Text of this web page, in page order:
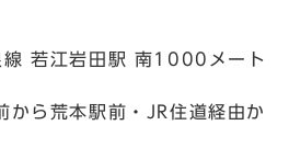
線 若江岩田駅 南1000メート
から荒本駅前・JR住道経由か